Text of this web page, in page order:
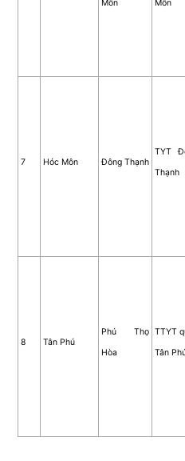
Môn
Môn
7 Hóc Môn Đông Thạnh
TYT
Thạnh
8 Tân Phú
Phú Thọ
Hòa
TTYT
Tân